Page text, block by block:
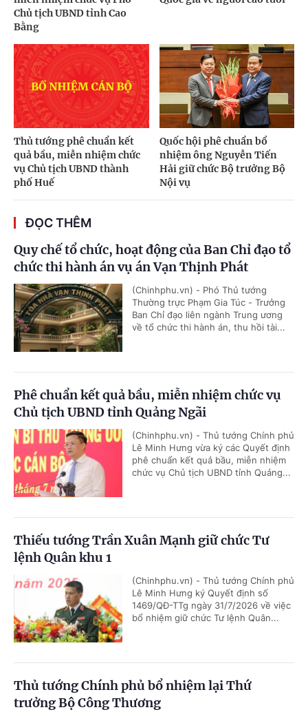
Chủ tịch UBND tỉnh Cao
Bằng
Thủ tướng phê chuẩn kết
quả bầu, miễn nhiệm chức
vụ Chủ tịch UBND thành
phố Huế
Quốc hội phê chuẩn bổ
nhiệm ông Nguyễn Tiến
Hải giữ chức Bộ trưởng Bộ
Nội vụ
ĐỌC THÊM
Quy chế tổ chức, hoạt động của Ban Chỉ đạo tổ
chức thi hành án vụ án Vạn Thịnh Phát
(Chinhphu.vn) - Phó Thủ tướng
Thường trực Phạm Gia Túc - Trưởng
Ban Chỉ đạo liên ngành Trung ương
về tổ chức thi hành án, thu hồi tài...
Phê chuẩn kết quả bầu, miễn nhiệm chức vụ
Chủ tịch UBND tỉnh Quảng Ngãi
(Chinhphu.vn) - Thủ tướng Chính phủ
Lê Minh Hưng vừa ký các Quyết định
phê chuẩn kết quả bầu, miễn nhiệm
chức vụ Chủ tịch UBND tỉnh Quảng...
Thiếu tướng Trần Xuân Mạnh giữ chức Tư
lệnh Quân khu 1
(Chinhphu.vn) - Thủ tướng Chính phủ
Lê Minh Hưng ký Quyết định số
1469/QĐ-TTg ngày 31/7/2026 về việc
bổ nhiệm giữ chức Tư lệnh Quân...
Thủ tướng Chính phủ bổ nhiệm lại Thứ
trưởng Bộ Công Thương